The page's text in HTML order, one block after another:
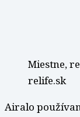
Miestne,
relife.sk
Airalo